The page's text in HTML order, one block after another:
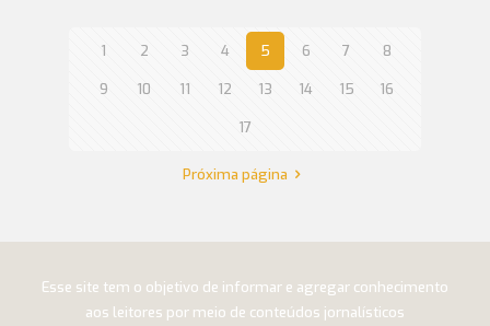
1 2 3 4 5 6 7 8
9 10 11 12 13 14 15 16
17
Próxima página
Esse site tem o objetivo de informar e agregar conhecimento
aos leitores por meio de conteúdos jornalísticos